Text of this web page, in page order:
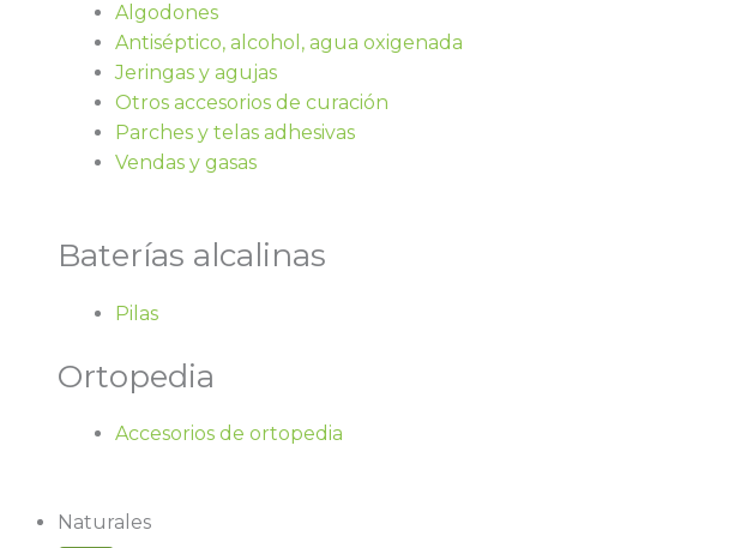
Algodones
Antiséptico, alcohol, agua oxigenada
Jeringas y agujas
Otros accesorios de curación
Parches y telas adhesivas
Vendas y gasas
Baterías alcalinas
Pilas
Ortopedia
Accesorios de ortopedia
Naturales